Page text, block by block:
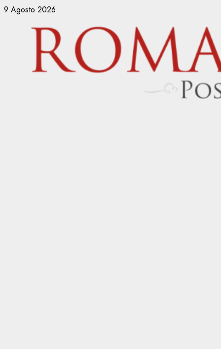
Vai
contenuto
9 Agosto 2026